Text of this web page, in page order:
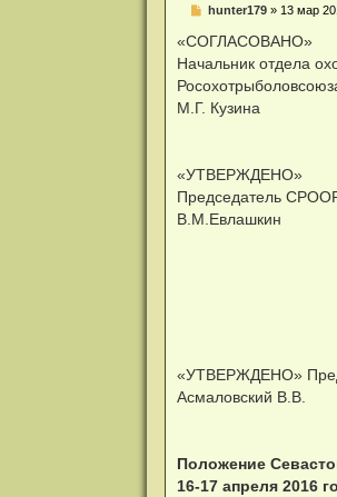
Н
п
о
ч
и
т
о
е
с
о
о
hunter179» 13 мар
«СОГЛАСОВАНО»
Начальник отдела
М.Г. Кузина
«УТВЕРЖДЕНО»
Председатель
В.М.Евлашкин
«УТВЕРЖДЕНО»
Асмаловский В.В.
Положение
16-17 апреля 2016